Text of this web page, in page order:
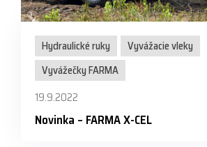
Hydraulické ruky
Vyvážacie vleky
Vyvážečky FARMA
19.9.2022
Novinka – FARMA X-CEL